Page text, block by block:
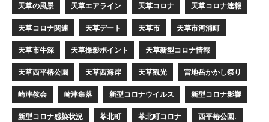
天草の風景 天草エアライン 天草コロナ 天草コロナ速報
天草コロナ関連 天草デート 天草市 天草市河浦町
天草市牛深 天草撮影ポイント 天草新型コロナ情報
天草西平椿公園 天草西海岸 天草観光 宮地岳かかし祭り
崎津教会 崎津集落 新型コロナウイルス 新型コロナ影響
新型コロナ感染状況 苓北町 苓北町コロナ 西平椿公園.